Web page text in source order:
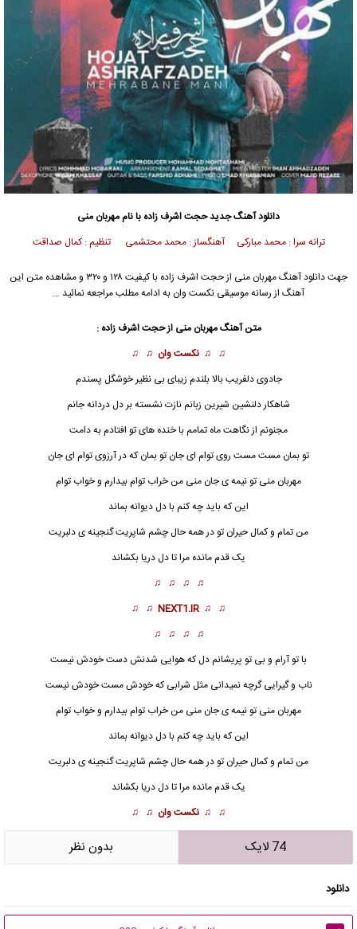
دانلود آهنگ جدیدحجت اشرف زاده با نام مهربان منی
ترانه سرا : محمد مبارکی آهنگساز : محمد محتشمی تنظیم : کمال صداقت
جهت دانلود آهنگ مهربان منی ازحجت اشرف زاده
با کیفیت ۱۲۸ و ۳۲۰ و مشاهده متن این
آهنگ از رسانه موسیقی نکست وان به ادامه مطلب مراجعه نمائید …
متن آهنگ مهربان منی ازحجت اشرف زاده :
♫ ♫ نکست وان ♫ ♫
جادوی دلفریب بالا بلندم زیبای بی نظیر خوشگل پسندم
شاهکار دلنشین شیرین زبانم نازت نشسته بر دل دردانه جانم
مجنونم از نگاهت ماه تمامم با خنده های تو افتادم به دامت
تو بمان مست مست روی توام ای جان تو بمان که در آرزوی توام ای جان
مهربان منی تو نیمه ی جان منی من خراب توام بیدارم و خواب توام
این که باید چه کنم با دل دیوانه بماند
من تمام و کمال حیران تو در همه حال چشم شاپریت گنجینه ی دلبریت
یک قدم مانده مرا تا دل دریا بکشاند
♫ ♫ ♫ ♫
♫ ♫
NEXT1.IR
♫ ♫
♫ ♫ ♫ ♫
با تو آرام و بی تو پریشانم دل که هوایی شدنش دست خودش نیست
ناب و گیرایی گرچه نمیدانی مثل شرابی که خودش مست خودش نیست
مهربان منی تو نیمه ی جان منی من خراب توام بیدارم و خواب توام
این که باید چه کنم با دل دیوانه بماند
من تمام و کمال حیران تو در همه حال چشم شاپریت گنجینه ی دلبریت
یک قدم مانده مرا تا دل دریا بکشاند
♫ ♫ نکست وان ♫ ♫
74 لایک بدون نظر
دانلود